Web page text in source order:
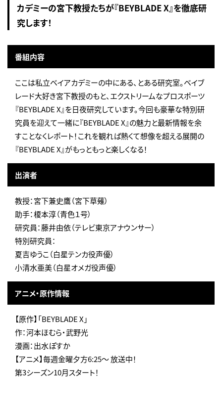
カデミーの宮下教授たちが『BEYBLADE X』を徹底研
究します！
番組内容
ここは私立ベイアカデミーの中にある、とある研究室。ベイブ
レード大好き宮下教授のもと、エクストリームなプロスポーツ
『BEYBLADE X』を日夜研究しています。今回も豪華な特別研
究員を迎えて一緒に『BEYBLADE X』の魅力と最新情報を余
すことなくレポート！これを観れば熱くて想像を超える展開の
『BEYBLADE X』がもっともっと楽しくなる！
出演者
教授：宮下兼史鷹（宮下草薙）
助手：榎本淳（青色１号）
研究員：藤井由依（テレビ東京アナウンサー）
特別研究員：
夏吉ゆうこ（白星テンカ役声優）
小清水亜美（白星オメガ役声優）
アニメ・原作情報
【原作】「BEYBLADE X」
作：河本ほむら・武野光
漫画：出水ぽすか
【アニメ】毎週金曜夕方6:25～ 放送中！
第3シーズン10月スタート！